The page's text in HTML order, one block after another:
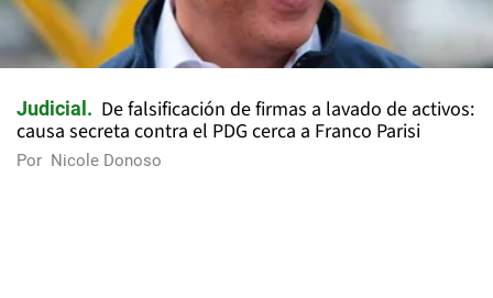
Judicial
De falsificación de firmas a lavado de activos:
causa secreta contra el PDG cerca a Franco Parisi
Por Nicole Donoso